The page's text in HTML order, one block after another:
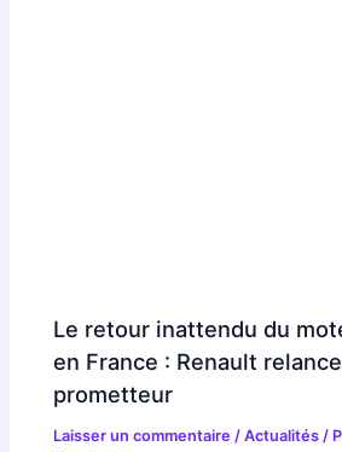
Le retour inattendu du
en France : Renault
prometteur
Laisser un commentaire /Actualités /